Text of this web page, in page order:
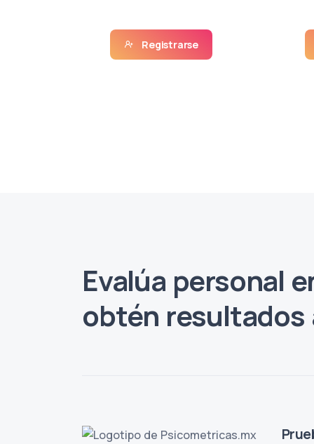
Registrarse
Evalúa personal
obtén